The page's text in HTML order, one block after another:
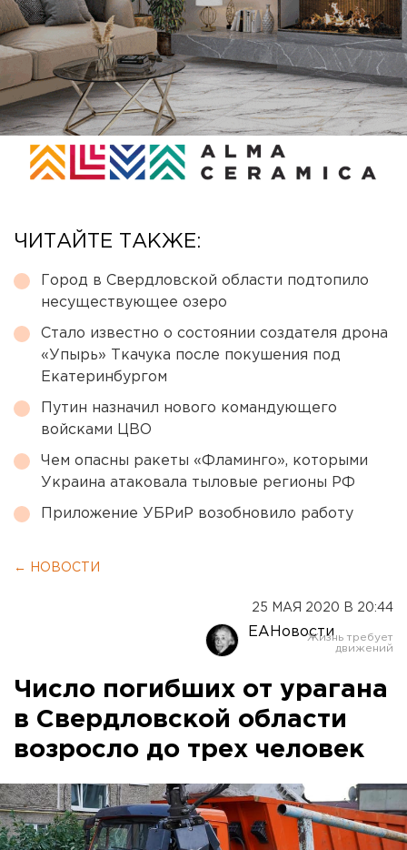
ЧИТАЙТЕ ТАКЖЕ:
Город в Свердловской области подтопило
несуществующее озеро
Стало известно о состоянии создателя дрона
«Упырь» Ткачука после покушения под
Екатеринбургом
Путин назначил нового командующего
войсками ЦВО
Чем опасны ракеты «Фламинго», которыми
Украина атаковала тыловые регионы РФ
Приложение УБРиР возобновило работу
← НОВОСТИ
25 МАЯ 2020 В 20:44
ЕАНовости
Число погибших от урагана
в Свердловской области
возросло до трех человек